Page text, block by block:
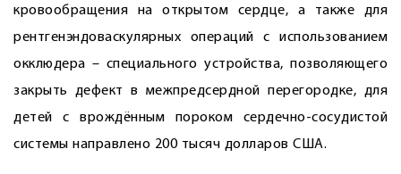
кровообращения на открытом сердце, а также для
рентгенэндоваскулярных операций с использованием
окклюдера – специального устройства, позволяющего
закрыть дефект в межпредсердной перегородке, для
детей с врождённым пороком сердечно-сосудистой
системы направлено 200 тысяч долларов США.